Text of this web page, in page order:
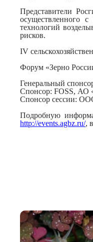
Представители
осуществленного
технологий
рисков.
IV
Форум «Зерно
Генеральный
Спонсор: FOSS, АО
Спонсор сессии:
Подробную
http://events.agbz.ru/,